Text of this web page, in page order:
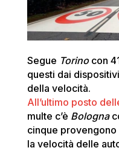
Segue Torinocon
questi dai
della velocità.
All’ultimo posto
multe c’è Bologna
cinque
la velocità delle